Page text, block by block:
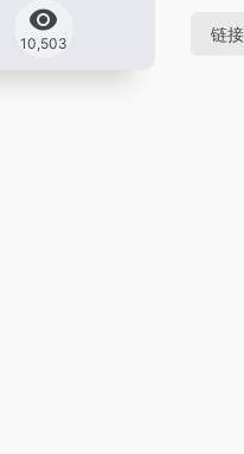
10,503 链